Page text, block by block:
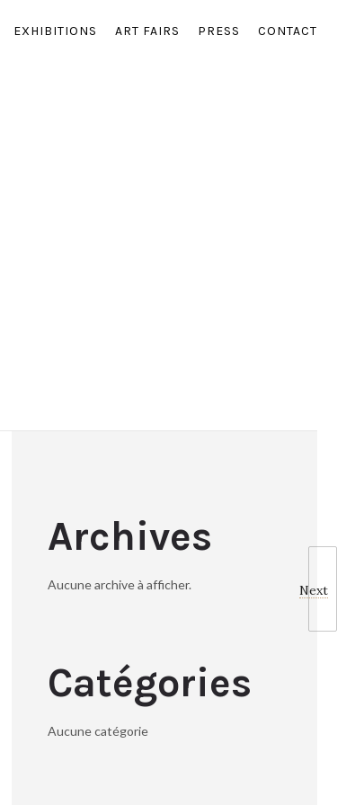
EXHIBITIONS ART FAIRS PRESS CONTACT
Next
Archives
Aucune archive à afficher.
Catégories
Aucune catégorie